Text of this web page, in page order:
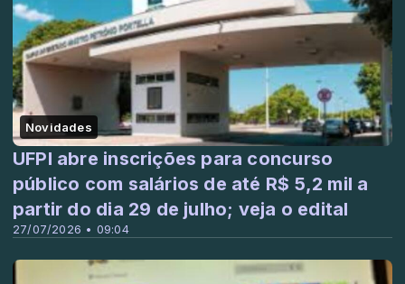
Novidades
27/07/2026 • 09:04
UFPI abre inscrições para concurso
público com salários de até R$ 5,2 mil a
partir do dia 29 de julho; veja o edital